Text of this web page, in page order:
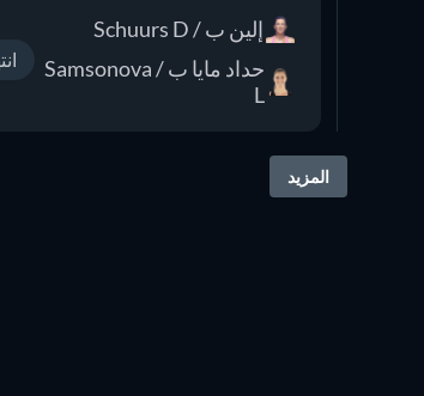
إلين ب / Schuurs D
حداد مايا ب / Samsonova
L
المزيد